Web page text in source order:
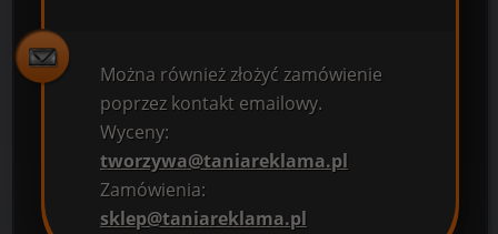
Można również złożyć zamówienie
poprzez kontakt emailowy.
Wyceny:
tworzywa@taniareklama.pl
Zamówienia:
sklep@taniareklama.pl